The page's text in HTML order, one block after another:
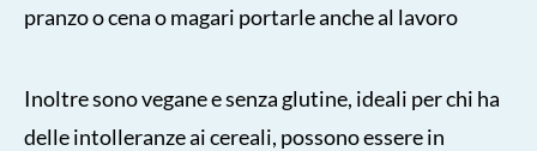
pranzo o cena o magari portarle anche al lavoro
Inoltre sono vegane e senza glutine, ideali per chi ha
delle intolleranze ai cereali, possono essere in